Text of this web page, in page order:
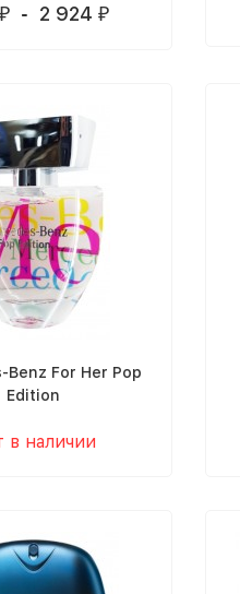
₽ - 2 924 ₽
Benz For Her Pop
Edition
в наличии